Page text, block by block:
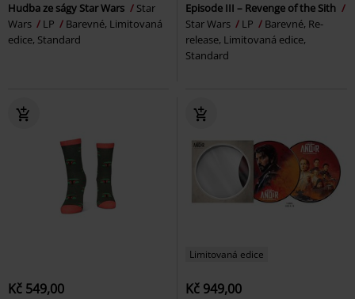
Hudba ze ságy Star Wars
Star
Wars
LP
Barevné, Limitovaná
edice, Standard
Episode III – Revenge of the Sith
Star Wars
LP
Barevné, Re-
release, Limitovaná edice,
Standard
Kč 549,00
Limitovaná edice
Kč 949,00